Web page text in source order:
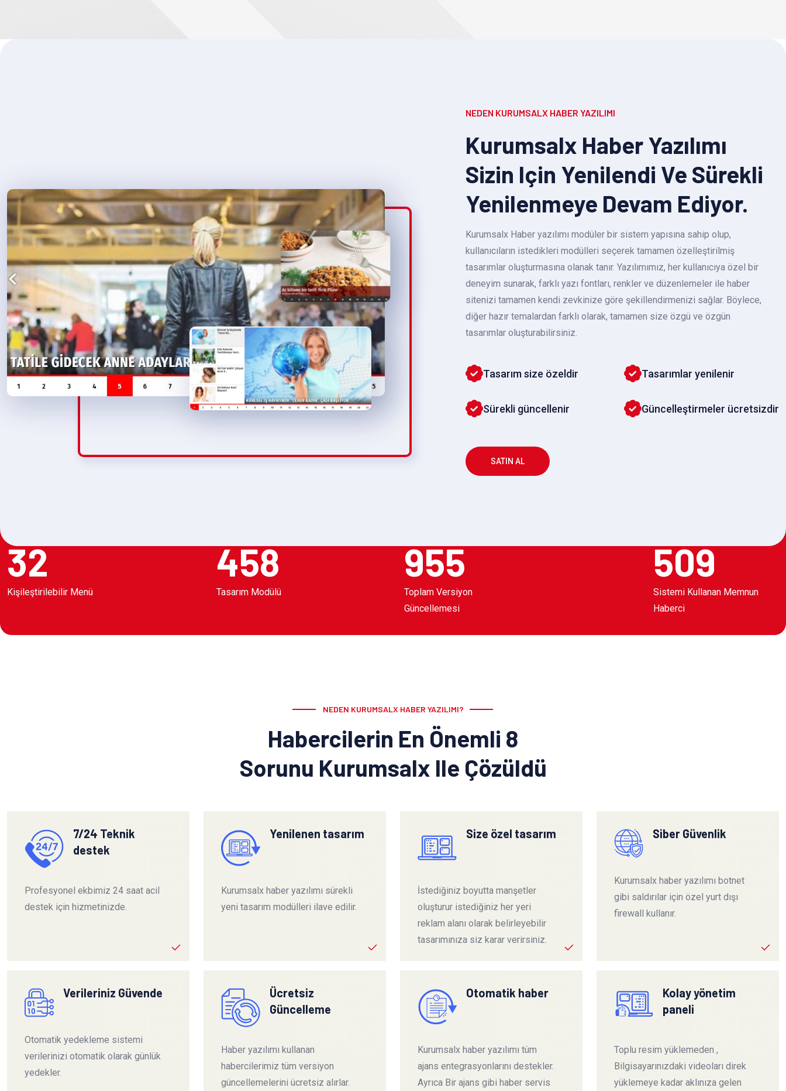
NEDEN KURUMSALX HABER YAZILIMI
Kurumsalx Haber Yazılımı
Sizin Için Yenilendi Ve Sürekli
Yenilenmeye Devam Ediyor.
Kurumsalx Haber yazılımı modüler bir sistem yapısına sahip olup,
kullanıcıların istedikleri modülleri seçerek tamamen özelleştirilmiş
tasarımlar oluşturmasına olanak tanır. Yazılımımız, her kullanıcıya özel bir
deneyim sunarak, farklı yazı fontları, renkler ve düzenlemeler ile haber
sitenizi tamamen kendi zevkinize göre şekillendirmenizi sağlar. Böylece,
diğer hazır temalardan farklı olarak, tamamen size özgü ve özgün
tasarımlar oluşturabilirsiniz.
Tasarım size özeldir
Sürekli güncellenir
Tasarımlar yenilenir
Güncelleştirmeler ücretsizdir
SATIN AL
32
Kişileştirilebilir Menü
458
Tasarım Modülü
955
Toplam Versiyon
Güncellemesi
509
Sistemi Kullanan Memnun
Haberci
NEDEN KURUMSALX HABER YAZILIMI?
Habercilerin En Önemli 8
Sorunu Kurumsalx Ile Çözüldü
7/24 Teknik
destek
Profesyonel ekbimiz 24 saat acil
destek için hizmetinizde.
Yenilenen tasarım
Kurumsalx haber yazılımı sürekli
yeni tasarım modülleri ilave edilir.
Size özel tasarım
İstediğiniz boyutta manşetler
oluşturur istediğiniz her yeri
reklam alanı olarak belirleyebilir
tasarımınıza siz karar verirsiniz.
Siber Güvenlik
Kurumsalx haber yazılımı botnet
gibi saldırılar için özel yurt dışı
firewall kullanır.
Verileriniz Güvende
Otomatik yedekleme sistemi
verilerinizi otomatik olarak günlük
yedekler.
Ücretsiz
Güncelleme
Haber yazılımı kullanan
habercilerimiz tüm versiyon
güncellemelerini ücretsiz alırlar.
Otomatik haber
Kurumsalx haber yazılımı tüm
ajans entegrasyonlarını destekler.
Ayrıca Bir ajans gibi haber servis
Kolay yönetim
paneli
Toplu resim yüklemeden ,
Bilgisayarınızdaki videoları direk
yüklemeye kadar aklınıza gelen